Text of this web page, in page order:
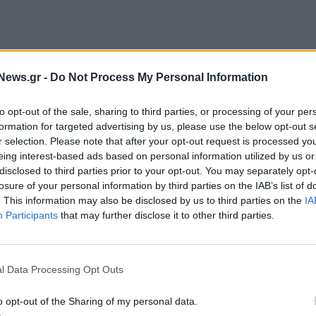
- Do Not Process My Personal Information
opt-out of the sale, sharing to third parties, or processing of your
for targeted advertising by us, please use the below opt-out
selection. Please note that after your opt-out request is processed
interest-based ads based on personal information utilized by us
to third parties prior to your opt-out. You may separately
of your personal information by third parties on the IAB’s list of
This information may also be disclosed by us to third parties on the
Participants that may further disclose it to other third parties.
Data Processing Opt Outs
opt-out of the Sharing of my personal data.
του Μπιούργκενστοκ, που βλέπει στη λίμνη
της Ελβετίας σήμερα. Η περιοχή αυτή, στην
επομένως μπορεί να ελεγχθεί ευκολότερα. Το
χώρες, το Πακιστάν και το Κατάρ, αλλά και
μιας οριστικής συμφωνίας μέσα σε
αμέσως μετά την υπογραφή, σύμφωνα
Αμπάς Αραγτσί.
τη ζωή σε χιλιάδες ανθρώπους, κυρίως